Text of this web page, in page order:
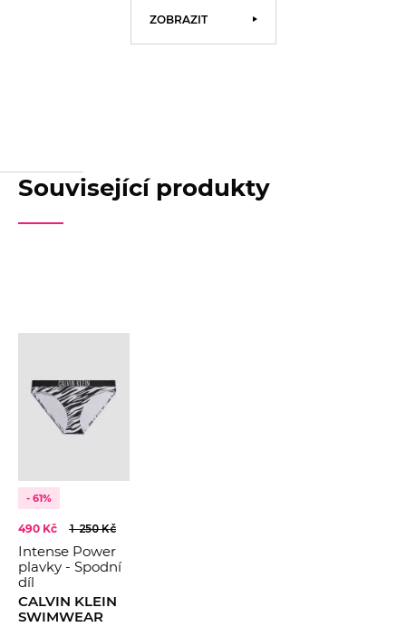
ZOBRAZIT
Související produkty
- 61%
490 Kč 1 250 Kč
Intense Power
plavky - Spodní
díl
CALVIN KLEIN
SWIMWEAR